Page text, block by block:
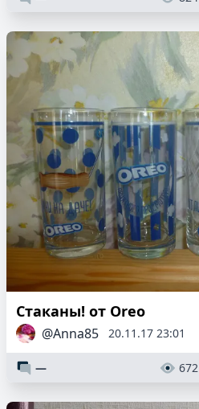
Стаканы! от Oreo
@Anna85 20.11.17 23:01
— 672